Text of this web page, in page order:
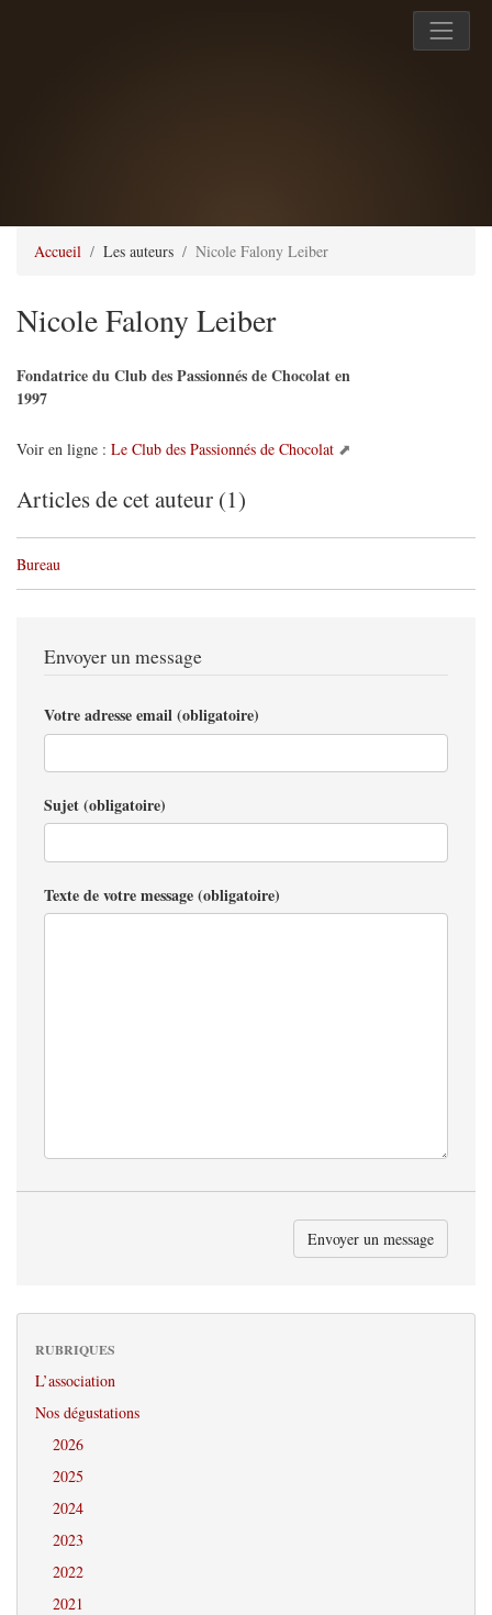
Accueil Les auteurs Nicole Falony Leiber
Nicole Falony Leiber
Fondatrice du Club des Passionnés de Chocolat en
1997
Voir en ligne : Le Club des Passionnés de Chocolat
Articles de cet auteur (1)
Bureau
Envoyer un message
Votre adresse email (obligatoire)
Sujet (obligatoire)
Texte de votre message (obligatoire)
RUBRIQUES
L’association
Nos dégustations
2026
2025
2024
2023
2022
2021